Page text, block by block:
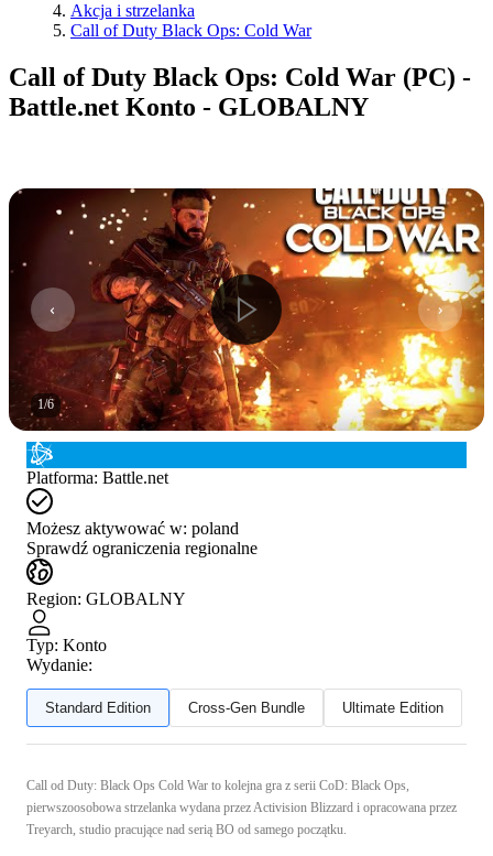
Akcja i strzelanka
Call of Duty Black Ops: Cold War
Call of Duty Black Ops: Cold War (PC) -
Battle.net Konto - GLOBALNY
1/6
Platforma: Battle.net
Możesz aktywować w: poland
Sprawdź ograniczenia regionalne
Region: GLOBALNY
Typ: Konto
Wydanie:
Standard Edition Cross-Gen Bundle Ultimate Edition
Call od Duty: Black Ops Cold War to kolejna gra z serii CoD: Black Ops,
pierwszoosobowa strzelanka wydana przez Activision Blizzard i opracowana przez
Treyarch, studio pracujące nad serią BO od samego początku.